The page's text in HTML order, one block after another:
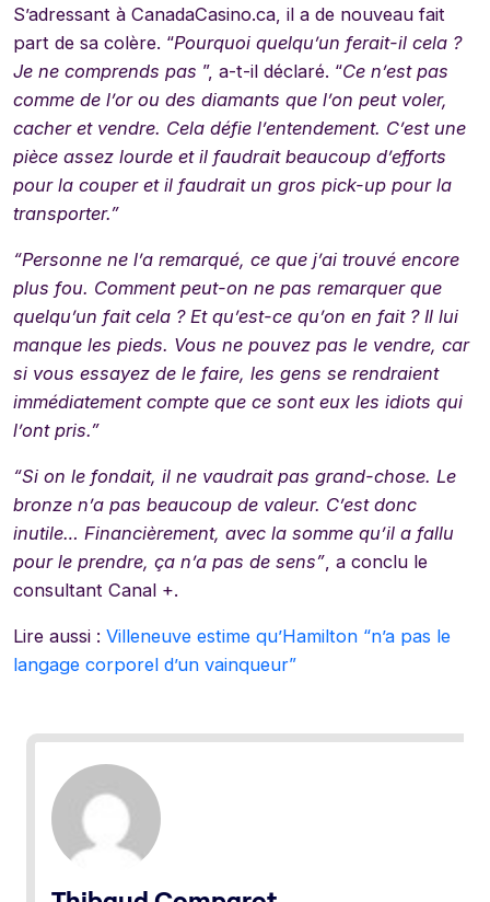
S’adressant à CanadaCasino.ca, il a de nouveau fait
part de sa colère. “Pourquoi quelqu’un ferait-il cela ?
Je ne comprends pas ”, a-t-il déclaré. “Ce n’est pas
comme de l’or ou des diamants que l’on peut voler,
cacher et vendre. Cela défie l’entendement. C’est une
pièce assez lourde et il faudrait beaucoup d’efforts
pour la couper et il faudrait un gros pick-up pour la
transporter.”
“Personne ne l’a remarqué, ce que j’ai trouvé encore
plus fou. Comment peut-on ne pas remarquer que
quelqu’un fait cela ? Et qu’est-ce qu’on en fait ? Il lui
manque les pieds. Vous ne pouvez pas le vendre, car
si vous essayez de le faire, les gens se rendraient
immédiatement compte que ce sont eux les idiots qui
l’ont pris.”
“Si on le fondait, il ne vaudrait pas grand-chose. Le
bronze n’a pas beaucoup de valeur. C’est donc
inutile… Financièrement, avec la somme qu’il a fallu
pour le prendre, ça n’a pas de sens” , a conclu le
consultant Canal +.
Lire aussi : Villeneuve estime qu’Hamilton “n’a pas le
langage corporel d’un vainqueur”